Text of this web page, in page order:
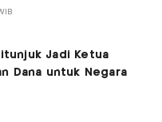
Jadi Ketua
Dana untuk Negara